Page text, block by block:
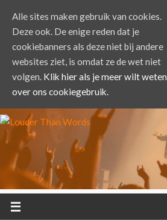
Alle sites maken gebruik van cookies.
Deze ook. De enige reden dat je
cookiebanners als deze niet bij andere
websites ziet, is omdat ze de wet niet
volgen. Klik hier als je meer wilt weten
over ons cookiegebruik.